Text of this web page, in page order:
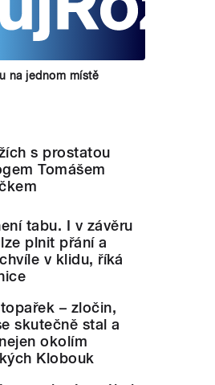
na jednom místě
s prostatou
Tomášem
tabu. I v závěru
plnit přání a
v klidu, říká
– zločin,
skutečně stal a
okolím
Klobouk